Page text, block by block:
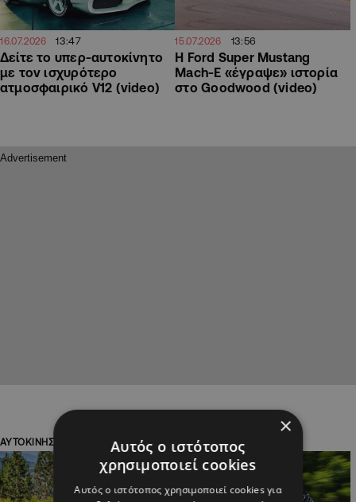
16.07.2026 13:47
Δείτε το υπερ-αυτοκίνητο
με τον ισχυρότερο
ατμοσφαιρικό V12 (video)
15.07.2026 13:56
Η Ford Super Mustang
Mach-E «έγραψε» ιστορία
στο Goodwood (video)
ΑΥΤΟΚΙΝΗΣΗ ΑΥΤΟΚΙΝΗΣΗ
×
Αυτός ο ιστότοπος
χρησιμοποιεί cookies
Αυτός ο ιστότοπος χρησιμοποιεί cookies για